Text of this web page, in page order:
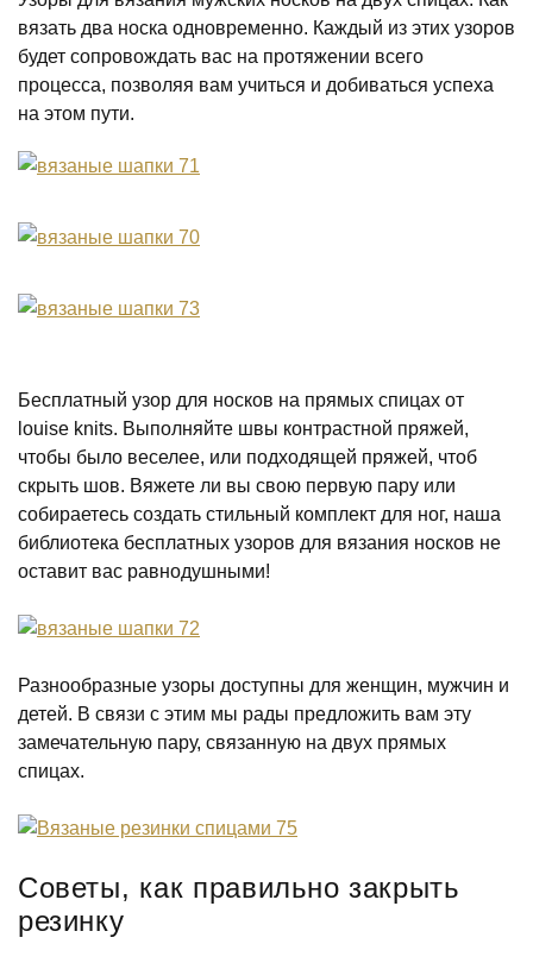
вязать два носка одновременно. Каждый из этих узоров
будет сопровождать вас на протяжении всего
процесса, позволяя вам учиться и добиваться успеха
на этом пути.
Бесплатный узор для носков на прямых спицах от
louise knits. Выполняйте швы контрастной пряжей,
чтобы было веселее, или подходящей пряжей, чтоб
скрыть шов. Вяжете ли вы свою первую пару или
собираетесь создать стильный комплект для ног, наша
библиотека бесплатных узоров для вязания носков не
оставит вас равнодушными!
Разнообразные узоры доступны для женщин, мужчин и
детей. В связи с этим мы рады предложить вам эту
замечательную пару, связанную на двух прямых
спицах.
Советы, как правильно закрыть
резинку